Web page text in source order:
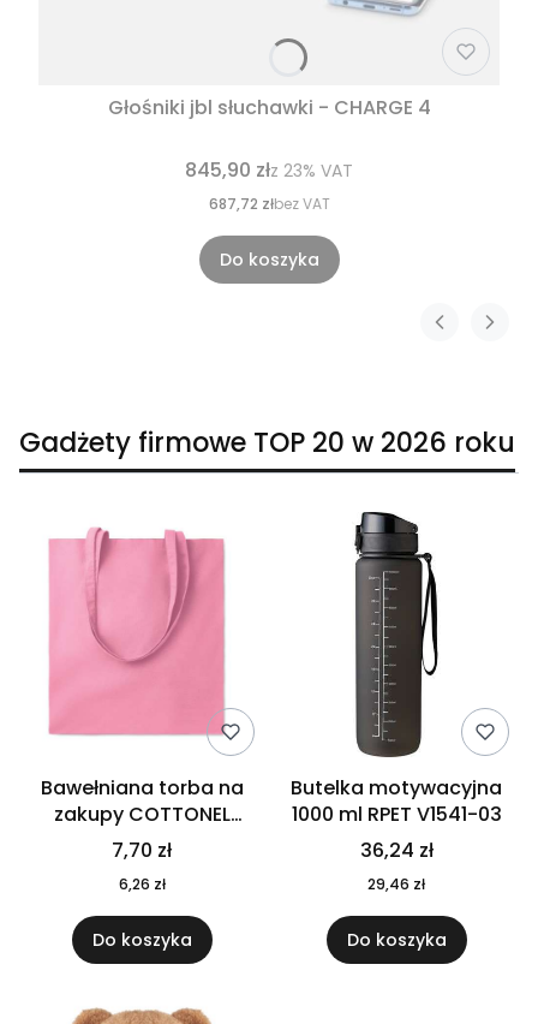
Głośniki jbl słuchawki - CHARGE 4
845,90 złz 23% VAT
687,72 złbez VAT
Do koszyka
Gadżety firmowe TOP 20 w 2026 roku
Bawełniana torba na
zakupy COTTONEL
COLOUR++ MO9846-11
7,70 zł
6,26 zł
Do koszyka
Butelka motywacyjna
1000 ml RPET V1541-03
36,24 zł
29,46 zł
Do koszyka